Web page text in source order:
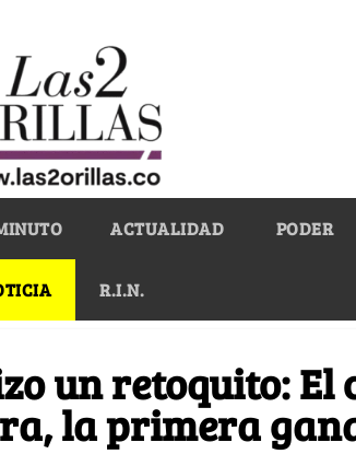
ACTUALIDAD PODER
R.I.N.
un retoquito: El
la primera